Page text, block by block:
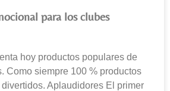
para los clubes
hoy productos populares de
Como siempre 100 % productos
Aplaudidores El primer